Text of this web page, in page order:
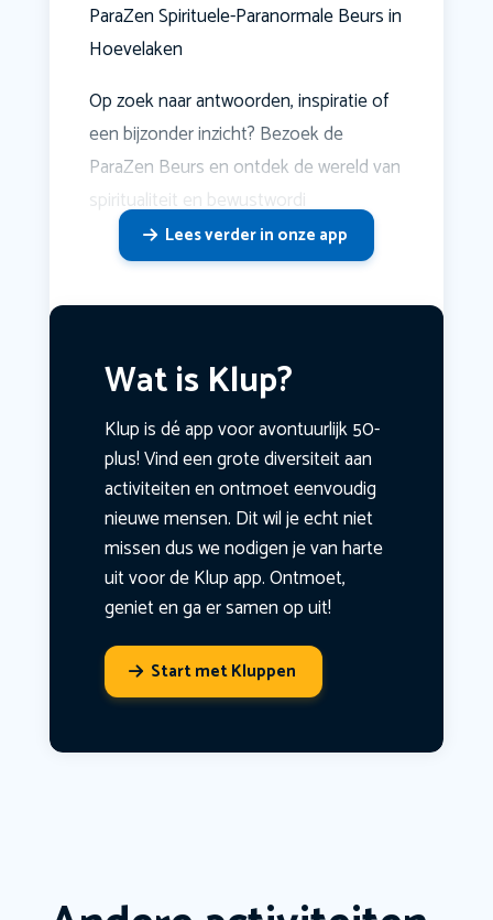
ParaZen Spirituele-Paranormale Beurs in
Hoevelaken
Op zoek naar antwoorden, inspiratie of
een bijzonder inzicht? Bezoek de
ParaZen Beurs en ontdek de wereld van
spiritualiteit en bewustwordi
Lees verder in onze app
Wat is Klup?
Klup is dé app voor avontuurlijk 50-
plus! Vind een grote diversiteit aan
activiteiten en ontmoet eenvoudig
nieuwe mensen. Dit wil je echt niet
missen dus we nodigen je van harte
uit voor de Klup app. Ontmoet,
geniet en ga er samen op uit!
Start met Kluppen